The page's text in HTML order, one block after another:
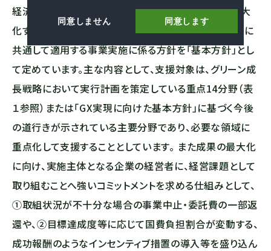
同意しません 同意します
経済産業省は、基金事業における支援対象、成果を最大
化するための仕組み及び実施体制等、各研究開発分野に
共通して適用する事業実施に係る方針を「基本方針」とし
て定めています。主な内容として、支援対象は、グリーン成
長戦略において実行計画を策定している重点14分野（表
１参照）または「GX実現に向けた基本方針」に基づく今後
の道行きが示されている主要分野であり、必要な領域に
重点化して支援することとしています。 また成果の最大化
に向け、実施主体となる企業の経営者に、経営課題として
取り組むことへ強いコミットメントを求める仕組みとして、
①取組状況が不十分な場合の事業中止・委託費の一部返
還や、②目標達成度等に応じて国費負担割合が変動する、
成功報酬のようなインセンティブ措置の導入等を盛り込ん